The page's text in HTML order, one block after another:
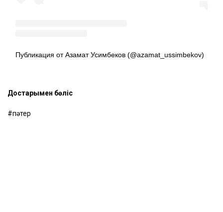
Публикация от Азамат Усимбеков (@azamat_ussimbekov)
Достарыңмен бөліс
пәтер